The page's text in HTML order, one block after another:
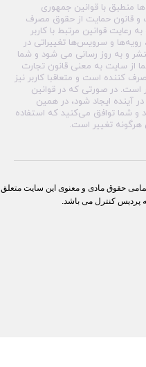
منطبق با قوانین جمهوری
و قانون حمایت از حقوق مصرف
رعایت قوانین مرتبط با کاربر
و سرویس‏‌ها تغییراتی در
و به روز رسانی می شود و شما
از سایت به معنی قانون تجارت
کننده است و متعاقبا کاربر نیز
است. در صورتی که در قوانین
آینده ایجاد شود، در همین
شما توافق می‏‌کنید که استفاده
تغییر است.
حقوق مادی و معنوی این سایت متعلق
پردیس کنترل می باشد.